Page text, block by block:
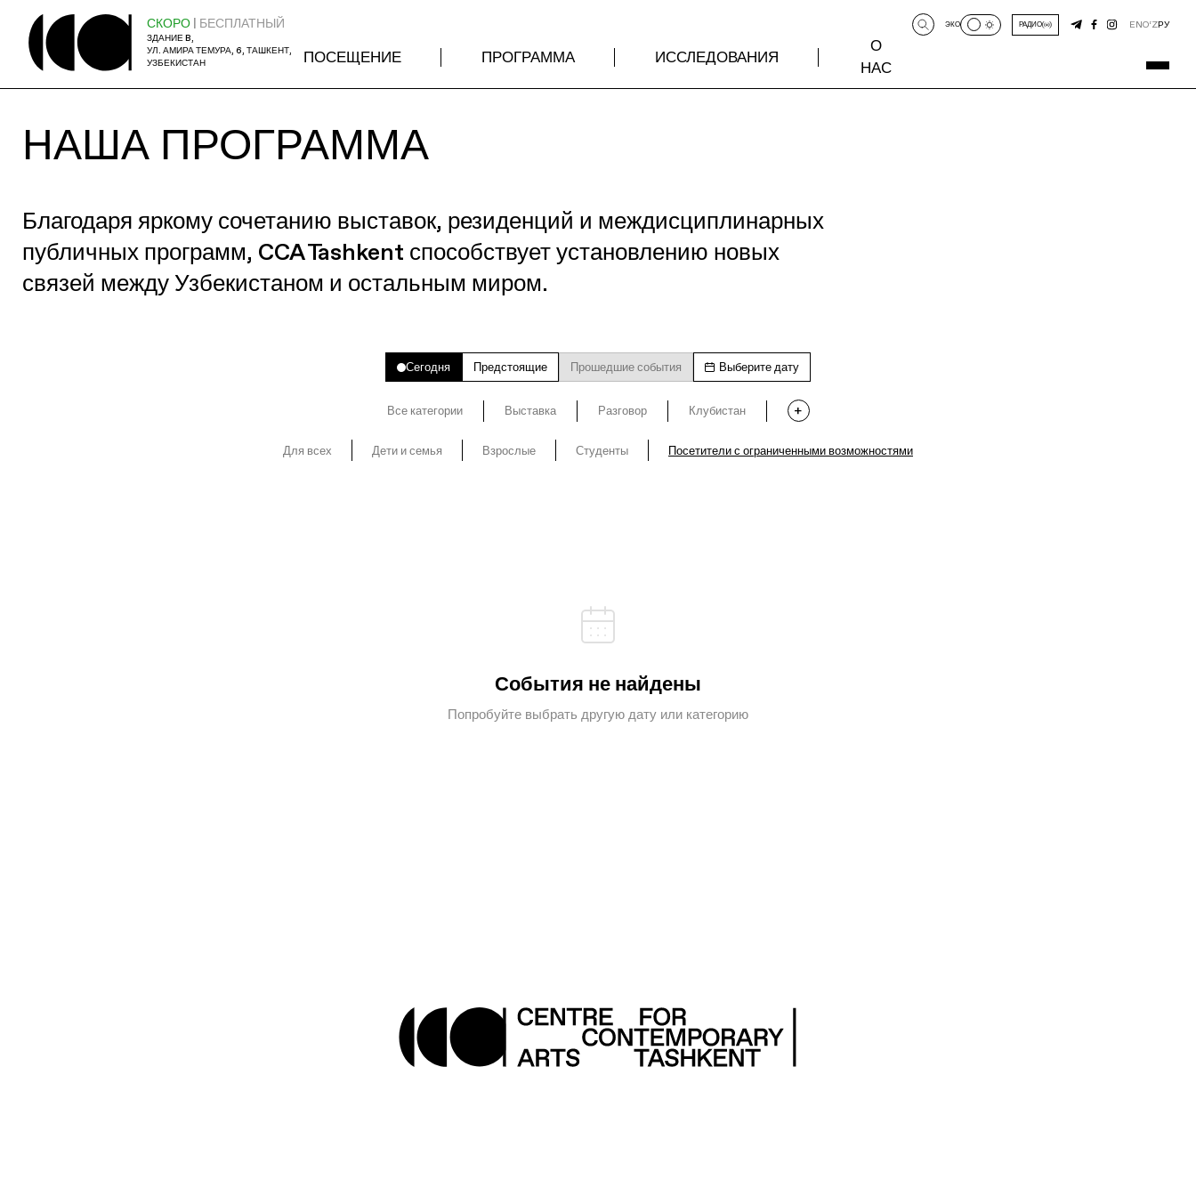
СКОРО | БЕСПЛАТНЫЙ
ЗДАНИЕ B,
УЛ. АМИРА ТЕМУРА, 6, ТАШКЕНТ,
УЗБЕКИСТАН
ПОСЕЩЕНИЕ ПРОГРАММА ИССЛЕДОВАНИЯ
О
НАС
ЭКО РАДИО ENO‘ZРУ
НАША ПРОГРАММА
Благодаря яркому сочетанию выставок, резиденций и междисциплинарных
публичных программ, CCA Tashkent способствует установлению новых
связей между Узбекистаном и остальным миром.
Сегодня Предстоящие Прошедшие события Выберите дату
Все категории Выставка Разговор Клубистан
Для всех Дети и семья Взрослые Студенты Посетители с ограниченными возможностями
События не найдены
Попробуйте выбрать другую дату или категорию